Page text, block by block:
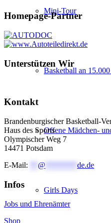
Mini-Tour
Basketball an
Offene Mädchen-
Girls Days
Homepage-Partner
Unterstützen Wir
Kontakt
Brandenburgischer Basketball-
Haus des Sports
Olympischer Weg 7
14471 Potsdam
E-Mail:
@ de.de
Infos
Jobs und Ehrenämter
Shop